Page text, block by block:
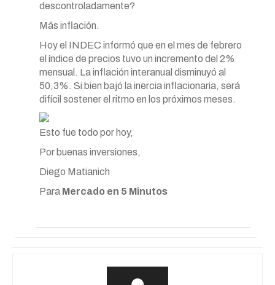
descontroladamente?
Más inflación.
Hoy el INDEC informó que en el mes de febrero
el índice de precios tuvo un incremento del 2%
mensual. La inflación interanual disminuyó al
50,3%. Si bien bajó la inercia inflacionaria, será
difícil sostener el ritmo en los próximos meses.
Esto fue todo por hoy,
Por buenas inversiones,
Diego Matianich
Para Mercado en 5 Minutos